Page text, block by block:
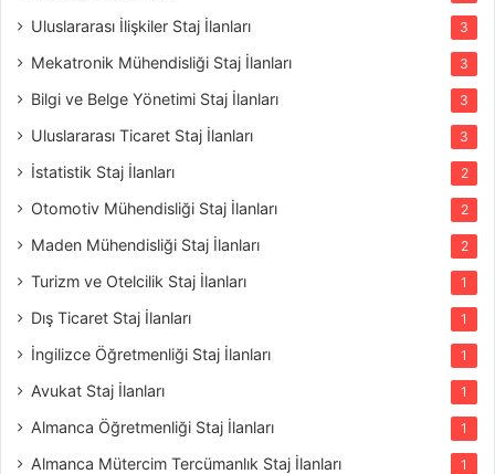
Uluslararası İlişkiler Staj İlanları 3
Mekatronik Mühendisliği Staj İlanları 3
Bilgi ve Belge Yönetimi Staj İlanları 3
Uluslararası Ticaret Staj İlanları 3
İstatistik Staj İlanları 2
Otomotiv Mühendisliği Staj İlanları 2
Maden Mühendisliği Staj İlanları 2
Turizm ve Otelcilik Staj İlanları 1
Dış Ticaret Staj İlanları 1
İngilizce Öğretmenliği Staj İlanları 1
Avukat Staj İlanları 1
Almanca Öğretmenliği Staj İlanları 1
Almanca Mütercim Tercümanlık Staj İlanları 1